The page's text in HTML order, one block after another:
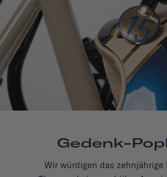
Gedenk-
Wir würdigen das zehnjährige